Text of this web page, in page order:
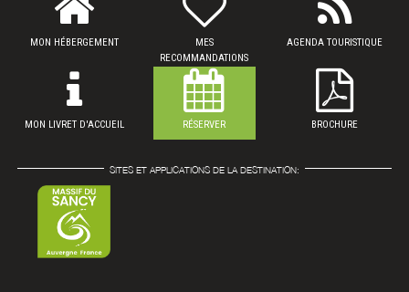
MON HÉBERGEMENT
MES
RECOMMANDATIONS
AGENDA TOURISTIQUE
MON LIVRET D'ACCUEIL RÉSERVER BROCHURE
SITES ET APPLICATIONS DE LA DESTINATION: